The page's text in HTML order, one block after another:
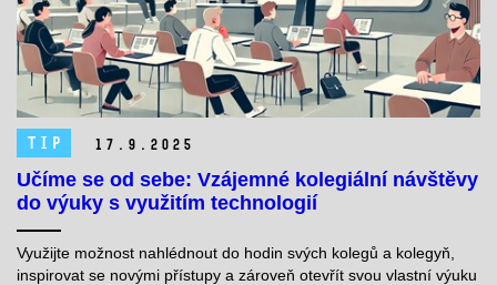
TIP 17. 9. 2025
Učíme se od sebe: Vzájemné kolegiální návštěvy
do výuky s využitím technologií
Využijte možnost nahlédnout do hodin svých kolegů a kolegyň,
inspirovat se novými přístupy a zároveň otevřít svou vlastní výuku